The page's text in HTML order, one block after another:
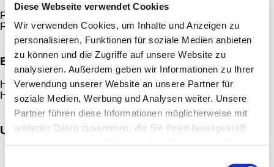
Diese Webseite verwendet Cookies
Wir verwenden Cookies, um Inhalte und Anzeigen zu
personalisieren, Funktionen für soziale Medien anbieten
zu können und die Zugriffe auf unsere Website zu
analysieren. Außerdem geben wir Informationen zu Ihrer
Verwendung unserer Website an unsere Partner für
soziale Medien, Werbung und Analysen weiter. Unsere
Partner führen diese Informationen möglicherweise mit
weiteren Daten zusammen, die Sie ihnen bereitgestellt
Frau Melzer
Frau Fuchs
Expedition
Herr Hammer
Herr Pichl
Unsere Fahrer für Sie unterwegs